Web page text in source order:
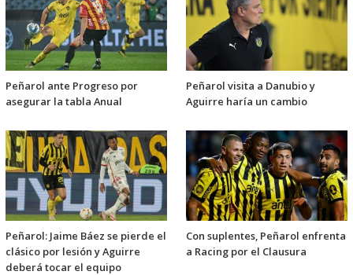
Peñarol ante Progreso por
asegurar la tabla Anual
Peñarol visita a Danubio y
Aguirre haría un cambio
Peñarol: Jaime Báez se pierde el
clásico por lesión y Aguirre
deberá tocar el equipo
Con suplentes, Peñarol enfrenta
a Racing por el Clausura